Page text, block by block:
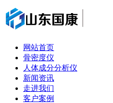
网站首页
骨密度仪
人体成分分析仪
新闻资讯
走进我们
客户案例